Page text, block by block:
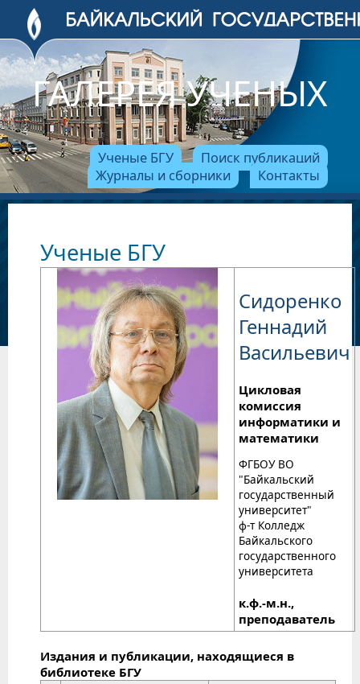
ГАЛЕРЕЯ УЧЕНЫХ
Ученые БГУ
Поиск публикаций
Журналы и сборники
Контакты
Ученые БГУ
Сидоренко
Геннадий
Васильевич
Цикловая
комиссия
информатики и
математики
ФГБОУ ВО
"Байкальский
государственный
университет"
ф-т Колледж
Байкальского
государственного
университета
к.ф.-м.н.,
преподаватель
Издания и публикации, находящиеся в
библиотеке БГУ